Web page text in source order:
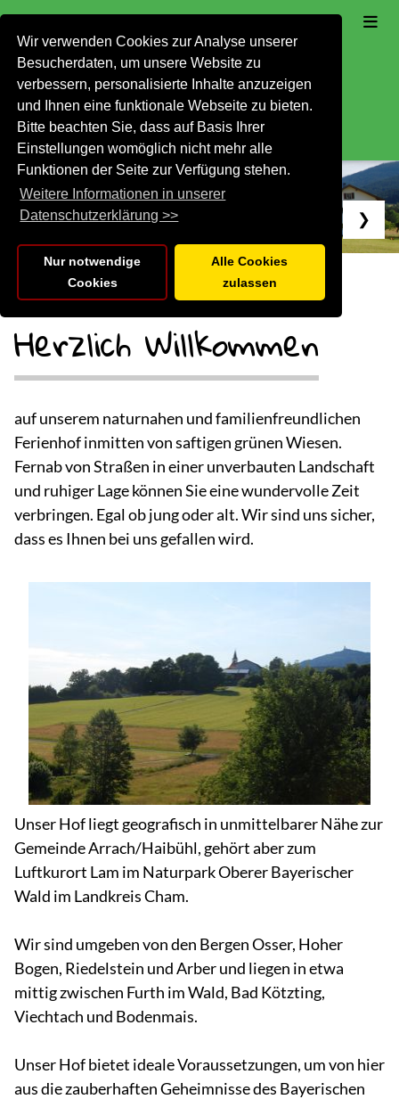
Wir verwenden Cookies zur Analyse unserer
Besucherdaten, um unsere Website zu
verbessern, personalisierte Inhalte anzuzeigen
und Ihnen eine funktionale Webseite zu bieten.
Bitte beachten Sie, dass auf Basis Ihrer
Einstellungen womöglich nicht mehr alle
Funktionen der Seite zur Verfügung stehen.
Weitere Informationen in unserer
Datenschutzerklärung >>
Nur notwendige
Cookies
Alle Cookies
zulassen
❮ ❯
Herzlich Willkommen
auf unserem naturnahen und familienfreundlichen
Ferienhof inmitten von saftigen grünen Wiesen.
Fernab von Straßen in einer unverbauten Landschaft
und ruhiger Lage können Sie eine wundervolle Zeit
verbringen. Egal ob jung oder alt. Wir sind uns sicher,
dass es Ihnen bei uns gefallen wird.
Unser Hof liegt geografisch in unmittelbarer Nähe zur
Gemeinde Arrach/Haibühl, gehört aber zum
Luftkurort Lam im Naturpark Oberer Bayerischer
Wald im Landkreis Cham.
Wir sind umgeben von den Bergen Osser, Hoher
Bogen, Riedelstein und Arber und liegen in etwa
mittig zwischen Furth im Wald, Bad Kötzting,
Viechtach und Bodenmais.
Unser Hof bietet ideale Voraussetzungen, um von hier
aus die zauberhaften Geheimnisse des Bayerischen